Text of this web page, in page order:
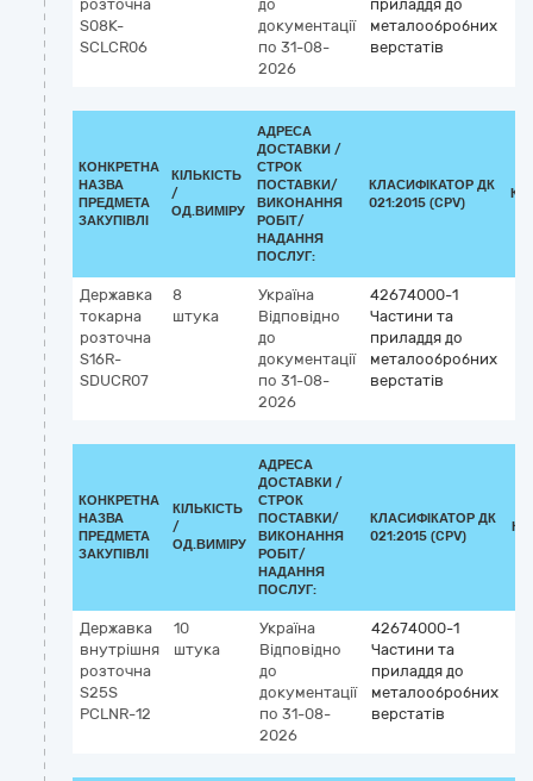
розточна
S08K-
SCLCR06
до
документації
по 31-08-
2026
приладдя до
металообробних
верстатів
КОНКРЕТНА
НАЗВА
ПРЕДМЕТА
ЗАКУПІВЛІ
КІЛЬКІСТЬ
/
ОД.ВИМІРУ
АДРЕСА
ДОСТАВКИ /
СТРОК
ПОСТАВКИ/
ВИКОНАННЯ
РОБІТ/
НАДАННЯ
ПОСЛУГ:
КЛАСИФІКАТОР ДК
021:2015 (CPV)
Державка
токарна
розточна
S16R-
SDUCR07
8
штука
Україна
Відповідно
до
документації
по 31-08-
2026
42674000-1
Частини та
приладдя до
металообробних
верстатів
КОНКРЕТНА
НАЗВА
ПРЕДМЕТА
ЗАКУПІВЛІ
КІЛЬКІСТЬ
/
ОД.ВИМІРУ
АДРЕСА
ДОСТАВКИ /
СТРОК
ПОСТАВКИ/
ВИКОНАННЯ
РОБІТ/
НАДАННЯ
ПОСЛУГ:
КЛАСИФІКАТОР ДК
021:2015 (CPV)
Державка
внутрішня
розточна
S25S
PCLNR-12
10
штука
Україна
Відповідно
до
документації
по 31-08-
2026
42674000-1
Частини та
приладдя до
металообробних
верстатів